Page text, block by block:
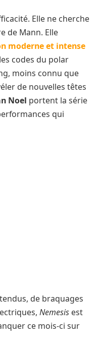
Elle ne cherche
de Mann. Elle
moderne et intense
codes du polar
moins connu que
de nouvelles têtes
Noel portent la série
qui
de braquages
Nemesis est
ce mois-ci sur